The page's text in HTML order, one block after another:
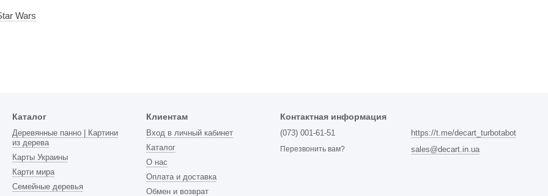
Wars
Каталог
Деревянные панно | Картини
из дерева
Карты Украины
Карти мира
Семейные деревья
Клиентам
Вход в личный кабинет
Каталог
О нас
Оплата и доставка
Обмен и возврат
Контактная информация
(073) 001-61-51
Перезвонить вам?
https://t.me/decart_turbotabot
sales@decart.in.ua